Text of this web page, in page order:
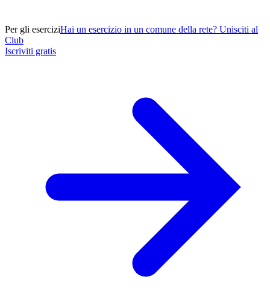
Per gli eserciziHai un esercizio in un comune della rete? Unisciti al
Club
Iscriviti gratis